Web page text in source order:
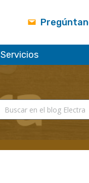
Servicios